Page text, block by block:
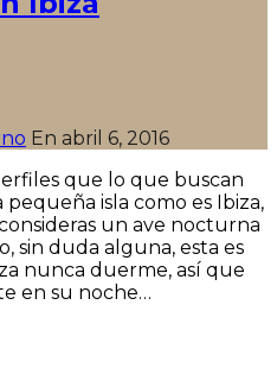
En abril 6, 2016
que lo que buscan
isla como es Ibiza,
un ave nocturna
sin duda alguna, esta es
nunca duerme, así que
en su noche…